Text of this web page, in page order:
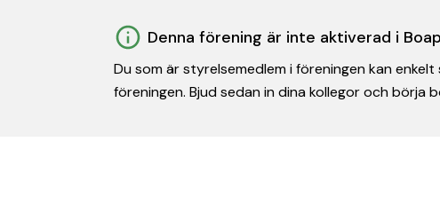
Denna förening är inte aktiverad i
Du som är styrelsemedlem i föreningen kan
föreningen. Bjud sedan in dina kollegor och börja